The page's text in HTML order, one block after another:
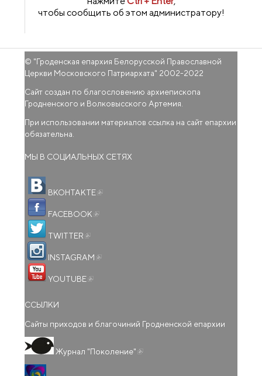
чтобы сообщить об этом администратору!
© "Гроденская епархия Белорусской Православной
Церкви Московского Патриархата" 2002-2022
Сайт создан по благословению архиепископа
Гродненского и Волковысского Артемия.
При использовании материалов ссылка на сайт епархии
обязательна.
МЫ В СОЦИАЛЬНЫХ СЕТЯХ
ВКОНТАКТЕ
FACEBOOK
TWITTER
INSTAGRAM
YOUTUBE
ССЫЛКИ
Сайты приходов и благочиний Гродненской епархии
Журнал "Поколение"